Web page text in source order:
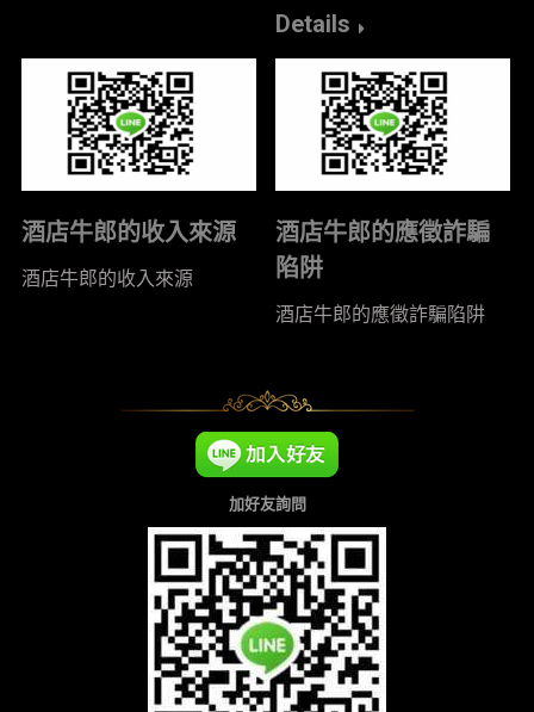
Details
酒店牛郎的收入來源
酒店牛郎的收入來源
酒店牛郎的應徵詐騙
陷阱
酒店牛郎的應徵詐騙陷阱
加好友詢問